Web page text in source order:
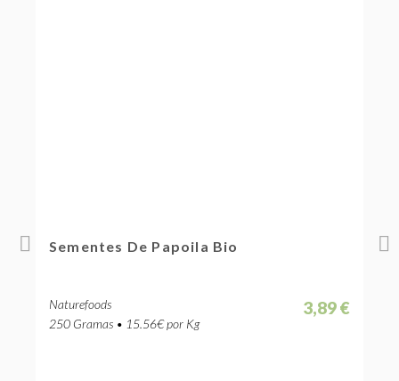
Sementes De Papoila Bio
Naturefoods
250 Gramas • 15.56€ por Kg
3,89 €